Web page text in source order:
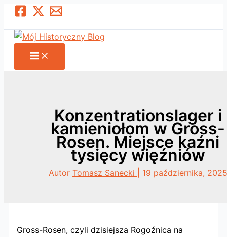
Przejdź
treści
Konzentrationslager i
kamieniołom w Gross-
Rosen. Miejsce kaźni
tysięcy więźniów
Autor Tomasz Sanecki 19 października, 2025
Gross-Rosen, czyli dzisiejsza Rogoźnica na